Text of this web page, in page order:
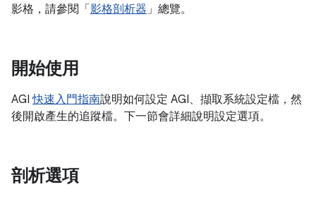
影格，請參閱「 影格剖析器」總覽。
開始使用
AGI快速入門指南說明如何設定 AGI、擷取系統設定檔，然
後開啟產生的追蹤檔。下一節會詳細說明設定選項。
剖析選項